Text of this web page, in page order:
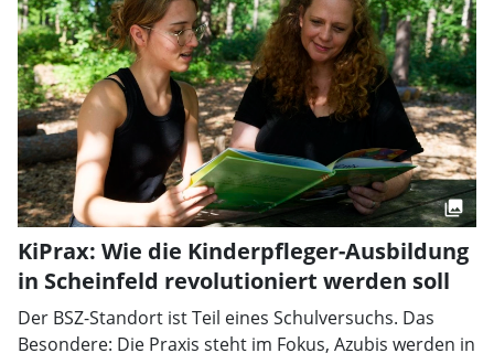
KiPrax: Wie die Kinderpfleger-Ausbildung
in Scheinfeld revolutioniert werden soll
Der BSZ-Standort ist Teil eines Schulversuchs. Das
Besondere: Die Praxis steht im Fokus, Azubis werden in